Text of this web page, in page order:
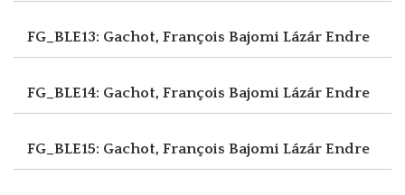
FG_BLE13: Gachot, François Bajomi Lázár Endre
FG_BLE14: Gachot, François Bajomi Lázár Endre
FG_BLE15: Gachot, François Bajomi Lázár Endre